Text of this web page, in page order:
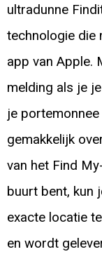
ultradunne
technologie die
app van Apple.
melding als je
je
gemakkelijk
van het Find
buurt bent, kun
exacte locatie
en wordt